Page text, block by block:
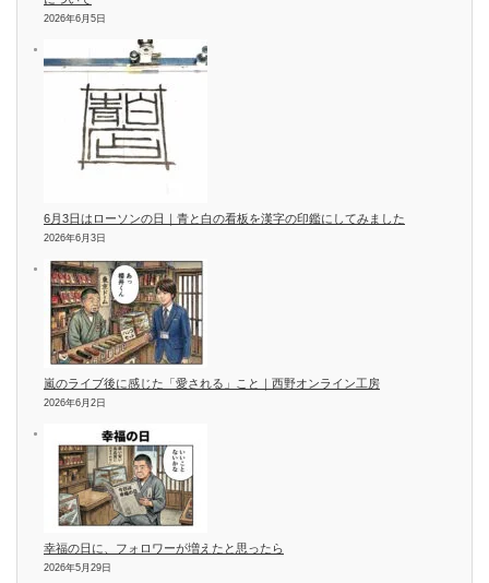
2026年6月5日
6月3日はローソンの日｜青と白の看板を漢字の印鑑にしてみました
2026年6月3日
嵐のライブ後に感じた「愛される」こと｜西野オンライン工房
2026年6月2日
幸福の日に、フォロワーが増えたと思ったら
2026年5月29日